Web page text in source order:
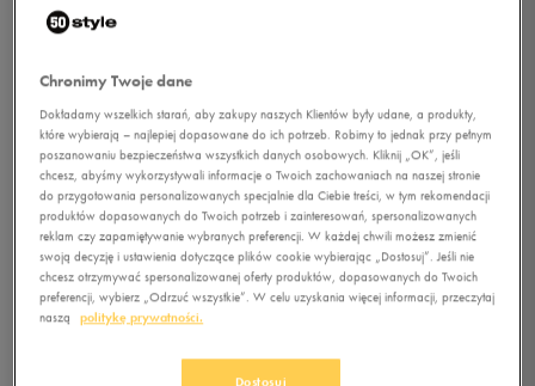
1/1
FEEWEAR BLUZA STRIPS
Chronimy Twoje dane
Dokładamy wszelkich starań, aby zakupy naszych Klientów były udane, a produkty,
które wybierają – najlepiej dopasowane do ich potrzeb. Robimy to jednak przy pełnym
poszanowaniu bezpieczeństwa wszystkich danych osobowych. Kliknij „OK”, jeśli
chcesz, abyśmy wykorzystywali informacje o Twoich zachowaniach na naszej stronie
do przygotowania personalizowanych specjalnie dla Ciebie treści, w tym rekomendacji
produktów dopasowanych do Twoich potrzeb i zainteresowań, spersonalizowanych
reklam czy zapamiętywanie wybranych preferencji. W każdej chwili możesz zmienić
swoją decyzję i ustawienia dotyczące plików cookie wybierając „Dostosuj”. Jeśli nie
chcesz otrzymywać spersonalizowanej oferty produktów, dopasowanych do Twoich
preferencji, wybierz „Odrzuć wszystkie”. W celu uzyskania więcej informacji, przeczytaj
naszą
politykę prywatności.
Dostosuj